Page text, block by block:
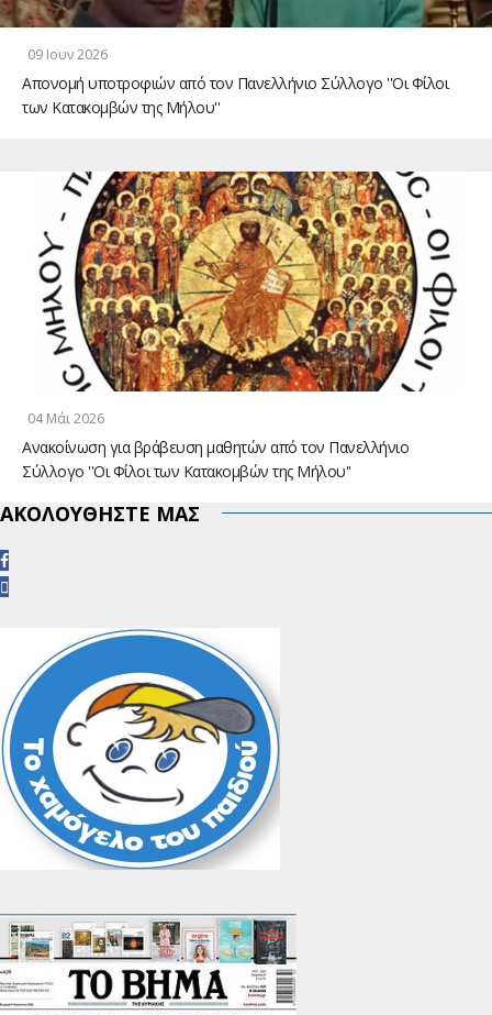
09 Ιουν 2026
Απονομή υποτροφιών από τον Πανελλήνιο Σύλλογο ''Οι Φίλοι
των Κατακομβών της Μήλου''
04 Μάι 2026
Ανακοίνωση για βράβευση μαθητών από τον Πανελλήνιο
Σύλλογο ''Οι Φίλοι των Κατακομβών της Μήλου''
ΑΚΟΛΟΥΘΗΣΤΕ ΜΑΣ